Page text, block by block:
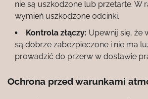
nie są uszkodzone lub przetarte. W
wymień uszkodzone odcinki.
Kontrola złączy: Upewnij się, że
są dobrze zabezpieczone i nie ma
prowadzić do przerw w dostawie
Ochrona przed warunkami